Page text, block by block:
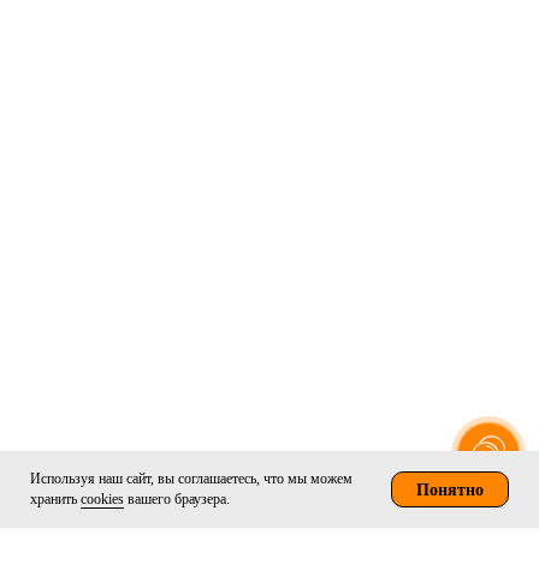
Используя наш сайт, вы соглашаетесь, что мы можем
хранить cookies вашего браузера.
Понятно